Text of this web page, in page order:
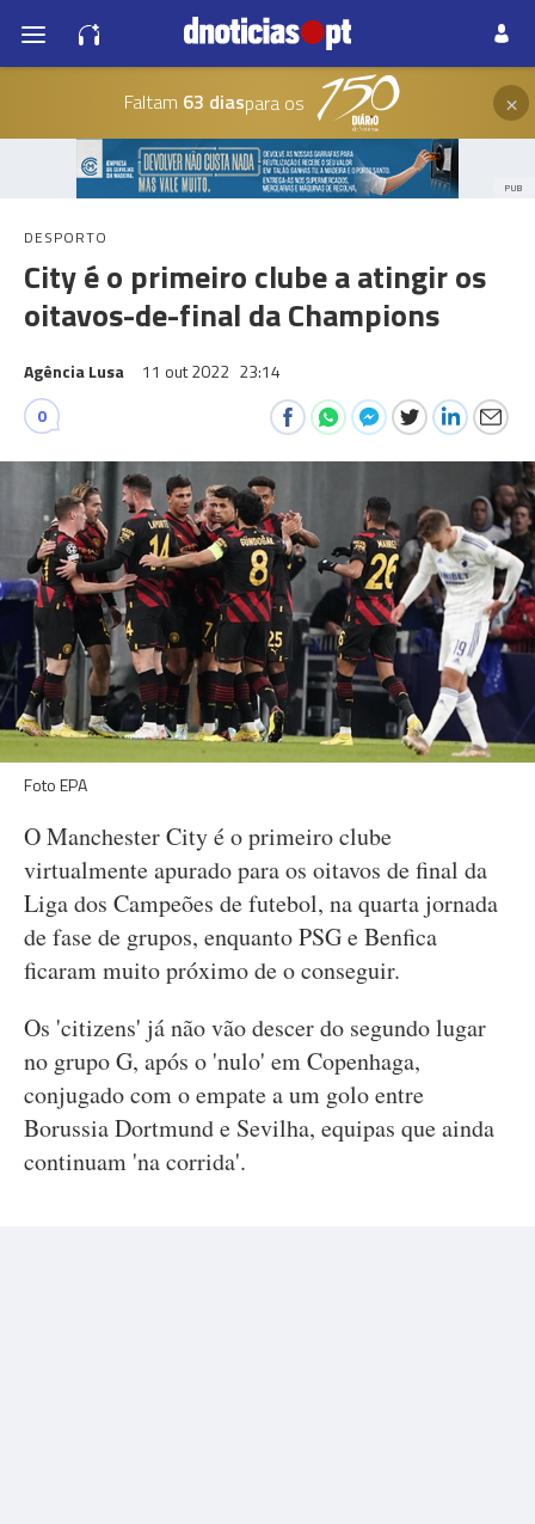
Faltam 63 diaspara os ×
PUB
DESPORTO
City é o primeiro clube a atingir os
oitavos-de-final da Champions
Agência Lusa 11 out 2022 23:14
0
Foto EPA
O Manchester City é o primeiro clube
virtualmente apurado para os oitavos de final da
Liga dos Campeões de futebol, na quarta jornada
de fase de grupos, enquanto PSG e Benfica
ficaram muito próximo de o conseguir.
Os 'citizens' já não vão descer do segundo lugar
no grupo G, após o 'nulo' em Copenhaga,
conjugado com o empate a um golo entre
Borussia Dortmund e Sevilha, equipas que ainda
continuam 'na corrida'.